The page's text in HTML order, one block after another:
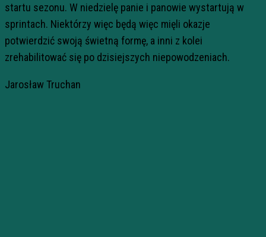
startu sezonu. W niedzielę panie i panowie wystartują w
sprintach. Niektórzy więc będą więc mięli okazje
potwierdzić swoją świetną formę, a inni z kolei
zrehabilitować się po dzisiejszych niepowodzeniach.
Jarosław Truchan